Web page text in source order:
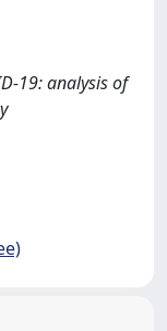
19: analysis of